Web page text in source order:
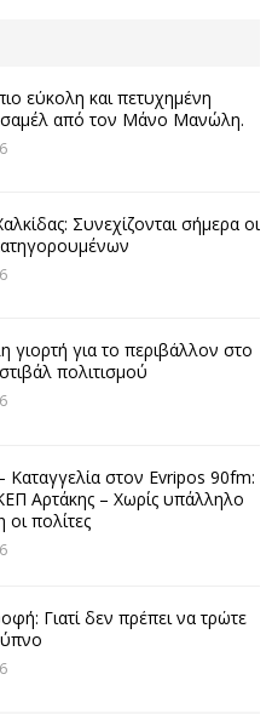
εύκολη και πετυχημένη
από τον Μάνο Μανώλη.
Συνεχίζονται σήμερα οι
γιορτή για το περιβάλλον στο
πολιτισμού
στον Evripos 90fm:
Αρτάκης – Χωρίς υπάλληλο
πολίτες
Γιατί δεν πρέπει να τρώτε